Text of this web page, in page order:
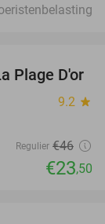
49%
Plage D'or
9.2 star
Regulier €46
€23,50